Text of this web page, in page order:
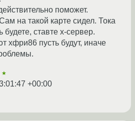
поможет.
на такой карте сидел. Тока
будете, ставте х-сервер.
хфри86 пусть будут, иначе
★
+00:00